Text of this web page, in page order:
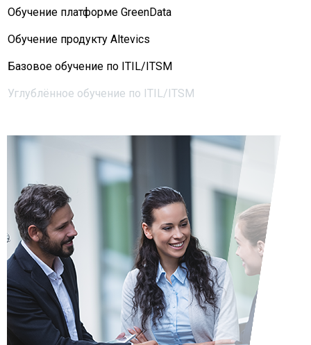
Обучение платформе GreenData
Обучение продукту Altevics
Базовое обучение по ITIL/ITSM
Углублённое обучение по ITIL/ITSM